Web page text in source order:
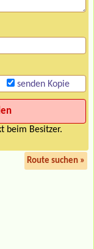
senden Kopie
beim Besitzer.
Route suchen »